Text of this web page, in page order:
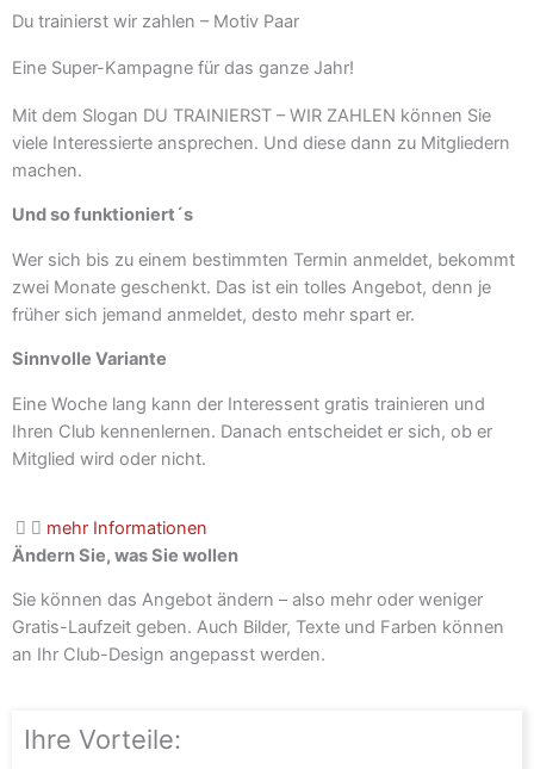
Du trainierst wir zahlen – Motiv Paar
Eine Super-Kampagne für das ganze Jahr!
Mit dem Slogan DU TRAINIERST – WIR ZAHLEN können Sie
viele Interessierte ansprechen. Und diese dann zu Mitgliedern
machen.
Und so funktioniert´s
Wer sich bis zu einem bestimmten Termin anmeldet, bekommt
zwei Monate geschenkt. Das ist ein tolles Angebot, denn je
früher sich jemand anmeldet, desto mehr spart er.
Sinnvolle Variante
Eine Woche lang kann der Interessent gratis trainieren und
Ihren Club kennenlernen. Danach entscheidet er sich, ob er
Mitglied wird oder nicht.
mehr Informationen
Ändern Sie, was Sie wollen
Sie können das Angebot ändern – also mehr oder weniger
Gratis-Laufzeit geben. Auch Bilder, Texte und Farben können
an Ihr Club-Design angepasst werden.
Ihre Vorteile: